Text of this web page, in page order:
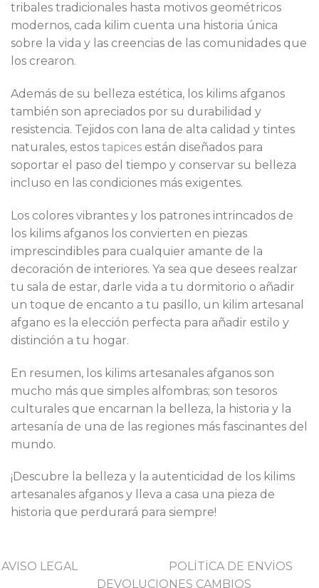
tribales tradicionales hasta motivos geométricos
modernos, cada kilim cuenta una historia única
sobre la vida y las creencias de las comunidades que
los crearon.
Además de su belleza estética, los kilims afganos
también son apreciados por su durabilidad y
resistencia. Tejidos con lana de alta calidad y tintes
naturales, estos tapices están diseñados para
soportar el paso del tiempo y conservar su belleza
incluso en las condiciones más exigentes.
Los colores vibrantes y los patrones intrincados de
los kilims afganos los convierten en piezas
imprescindibles para cualquier amante de la
decoración de interiores. Ya sea que desees realzar
tu sala de estar, darle vida a tu dormitorio o añadir
un toque de encanto a tu pasillo, un kilim artesanal
afgano es la elección perfecta para añadir estilo y
distinción a tu hogar.
En resumen, los kilims artesanales afganos son
mucho más que simples alfombras; son tesoros
culturales que encarnan la belleza, la historia y la
artesanía de una de las regiones más fascinantes del
mundo.
¡Descubre la belleza y la autenticidad de los kilims
artesanales afganos y lleva a casa una pieza de
historia que perdurará para siempre!
AVISO LEGAL
POLİTİCA DE ENVİOS
DEVOLUCIONES CAMBIOS